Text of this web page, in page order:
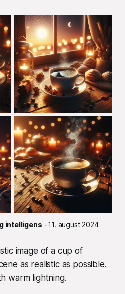
intelligens ∙ 11. august 2024
image of a cup of
as realistic as possible.
warm lightning.